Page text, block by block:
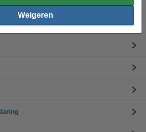
Weigeren